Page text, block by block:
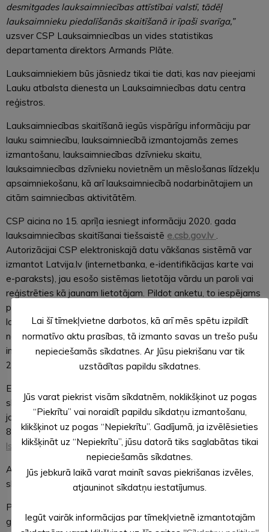
desmitgades lauksaimniecības attīstībai valstī, tādēļ
lauksaimnieku piedalīšanās skaitīšanā ir īpaši svarīga,”
uzsver CSP Lauksaimniecības un vides statistikas
departamenta direktors Armands Plāte.
Lauksaimniekiem būs jāsniedz tikai tie dati, kas nav pieejami
Lauku atbalsta dienesta un Lauksaimniecības datu centra
reģistros.
Lauksaimniecības skaitīšanā iegūs vispārīgu informāciju par
lauku saimniecību, lauksaimniecībā izmantojamās zemes
izmantošanu, lauksaimniecības dzīvnieku skaitu,
lauksaimniecības dzīvnieku novietnēm un mēslošanas līdzekļu
apsaimniekošanu, kā arī lauksaimniecībā nodarbinātajiem un
citām saimniecības aktivitātēm.
CSP aicina no 15. aprīļa iesniegt informāciju 2020. gada
lauksaimniecības skaitīšanai tiešsaistē e.csb.gov.lv
Autorizācijai CSP elektroniskajā datu vākšanas sistēmā var
izmantot Latvija.lv (internetbanka, e-identifikācijas karte vai
e-paraksts), jau esošo sistēmas lietotāja vārdu un paroli vai
reģistrēties kā jaunam lietotājam. Pildot anketu, to iespējams
pārtraukt un turpināt sev ērtā laikā. Anketu var aizpildīt
latviešu, krievu vai angļu valodā. Ar lauku saimniecībām, kas
nebūs iesniegušas datus tiešsaistē, no 1. oktobra sazināsies
intervētāji, kā arī turpināsies elektroniskā datu vākšana līdz
22. decembrim.
Elektroniskajai anketai vietnē
skaidrojumi un definīcijas. CSP speciālisti atbildēs uz
jautājumiem par anketas aizpildīšanu pa bezmaksas tālruni
80202808 darbdienās no pl. 8.30 līdz 17.00 vai e-pastā
ls2020@csb.gov.lv.
Aktuālā informācija par 2020. gada lauksaimniecības
skaitīšanu pieejama CSP vietnēcsb.gov.lv/lauki2020
Pirmā lauksaimniecības skaitīšana Latvijā notika pirms 100
gadiem – 1920. gadā vienlaicīgi ar pirmo tautas skaitīšanu.
Lai šī tīmekļvietne darbotos, kā arī mēs spētu izpildīt
normatīvo aktu prasības, tā izmanto savas un trešo pušu
nepieciešamās sīkdatnes. Ar Jūsu piekrišanu var tik
uzstādītas papildu sīkdatnes.
Jūs varat piekrist visām sīkdatnēm, noklikšķinot uz pogas
“Piekrītu” vai noraidīt papildu sīkdatņu izmantošanu,
klikšķinot uz pogas “Nepiekrītu”. Gadījumā, ja izvēlēsieties
klikšķināt uz “Nepiekrītu”, jūsu datorā tiks saglabātas tikai
nepieciešamās sīkdatnes.
Jūs jebkurā laikā varat mainīt savas piekrišanas izvēles,
atjauninot sīkdatņu iestatījumus.
Iegūt vairāk informācijas par tīmekļvietnē izmantotajām